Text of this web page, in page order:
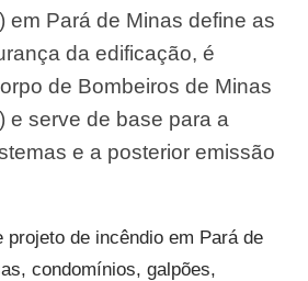
em Pará de Minas define as
da edificação, é
de Bombeiros de Minas
e serve de base para a
e a posterior emissão
projeto de incêndio em Pará de
condomínios, galpões,